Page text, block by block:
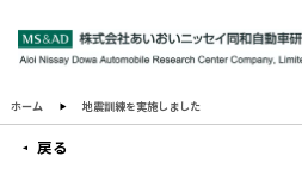
ホーム 地震訓練を実施しました
戻る